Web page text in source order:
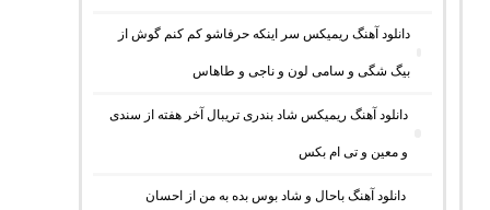
دانلود آهنگ ریمیکس سر اینکه حرفاشو کم کنم گوش از
بیگ شگی و سامی لون و ناجی و طاهاس
دانلود آهنگ ریمیکس شاد بندری تریبال آخر هفته از سندی
و معین و تی ام بکس
دانلود آهنگ باحال و شاد بوس بده به من از احسان